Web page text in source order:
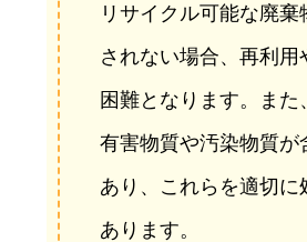
リサイクル可能な廃
されない場合、再利用
困難となります。また
有害物質や汚染物質が
あり、これらを適切に
あります。